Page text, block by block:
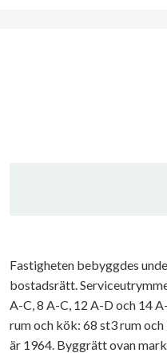
Fastigheten bebyggdes
bostadsrätt.
A-C, 8 A-C, 12 A-D och 14
rum och kök: 68 st3 rum
är 1964. Byggrätt ovan